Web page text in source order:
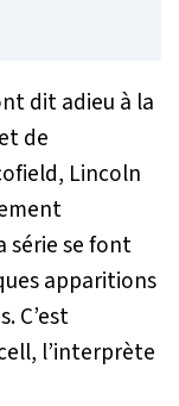
dit adieu à la
de
Lincoln
série se font
apparitions
C’est
l’interprète